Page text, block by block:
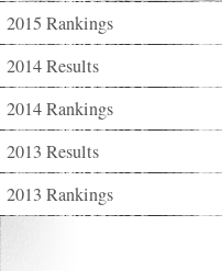
2015 Rankings
2014 Results
2014 Rankings
2013 Results
2013 Rankings